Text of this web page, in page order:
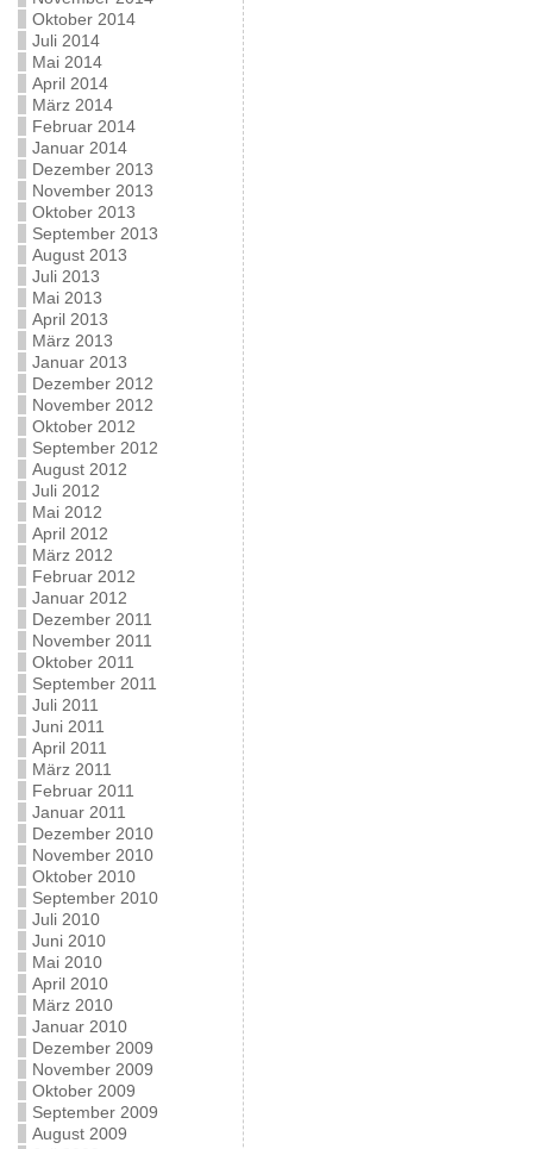
Oktober 2014
Juli 2014
Mai 2014
April 2014
März 2014
Februar 2014
Januar 2014
Dezember 2013
November 2013
Oktober 2013
September 2013
August 2013
Juli 2013
Mai 2013
April 2013
März 2013
Januar 2013
Dezember 2012
November 2012
Oktober 2012
September 2012
August 2012
Juli 2012
Mai 2012
April 2012
März 2012
Februar 2012
Januar 2012
Dezember 2011
November 2011
Oktober 2011
September 2011
Juli 2011
Juni 2011
April 2011
März 2011
Februar 2011
Januar 2011
Dezember 2010
November 2010
Oktober 2010
September 2010
Juli 2010
Juni 2010
Mai 2010
April 2010
März 2010
Januar 2010
Dezember 2009
November 2009
Oktober 2009
September 2009
August 2009